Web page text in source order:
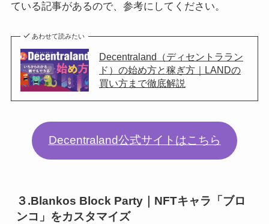
ている記事があるので、参考にしてください。
あわせて読みたい
Decentraland（ディセントララン
ド）の始め方と稼ぎ方｜LANDの
買い方まで徹底解説
Decentraland公式サイトはこちら
３.Blankos Block Party｜NFTキャラ「ブロ
ンコ」をカスタマイズ